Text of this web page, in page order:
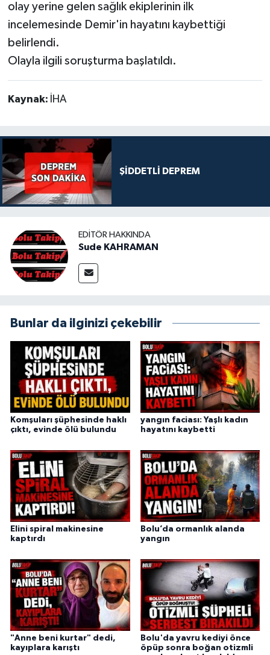
olay yerine gelen sağlık ekiplerinin ilk
incelemesinde Demir'in hayatını kaybettiği
belirlendi.
Olayla ilgili soruşturma başlatıldı.
Kaynak: İHA
ŞİDDETLİ DEPREM
EDITÖR HAKKINDA
Sude KAHRAMAN
Bunlar da ilginizi çekebilir
Komşuları şüphesinde haklı
çıktı, evinde ölü bulundu
yangın faciası: Yaşlı kadın
hayatını kaybetti
Elini spiral makinesine
kaptırdı
Bolu’da ormanlık alanda
yangın
"Anne beni kurtar" dedi,
kayıplara karıştı
Bolu'da yavru kediyi önce
öpüp sonra boğan otizmli